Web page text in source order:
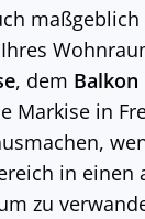
maßgeblich
, dem Balkon
Markise in
in einen
zu